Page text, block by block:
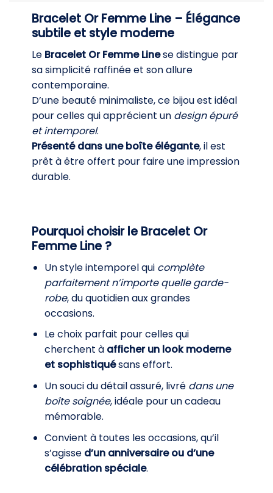
Bracelet Or Femme Line – Élégance
subtile et style moderne
Le Bracelet Or Femme Linese distingue par
sa simplicité raffinée et son allure
contemporaine.
D’une beauté minimaliste, ce bijou est idéal
pour celles qui apprécient un design épuré
et intemporel.
Présenté dans une boîte élégante, il est
prêt à être offert pour faire une impression
durable.
Pourquoi choisir le Bracelet Or
Femme Line ?
Un style intemporel qui complète
parfaitement n’importe quelle garde-
robe, du quotidien aux grandes
occasions.
Le choix parfait pour celles qui
cherchent à afficher un look moderne
et sophistiquésans effort.
Un souci du détail assuré, livré dans une
boîte soignée, idéale pour un cadeau
mémorable.
Convient à toutes les occasions, qu’il
s’agisse d’un anniversaire ou d’une
célébration spéciale.